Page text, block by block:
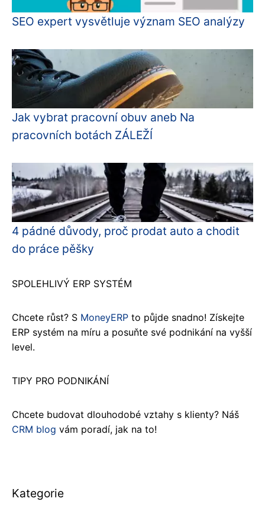
SEO expert vysvětluje význam SEO analýzy
Jak vybrat pracovní obuv aneb Na
pracovních botách ZÁLEŽÍ
4 pádné důvody, proč prodat auto a chodit
do práce pěšky
SPOLEHLIVÝ ERP SYSTÉM
Chcete růst? S MoneyERP to půjde snadno! Získejte
ERP systém na míru a posuňte své podnikání na vyšší
level.
TIPY PRO PODNIKÁNÍ
Chcete budovat dlouhodobé vztahy s klienty? Náš
CRM blog vám poradí, jak na to!
Kategorie